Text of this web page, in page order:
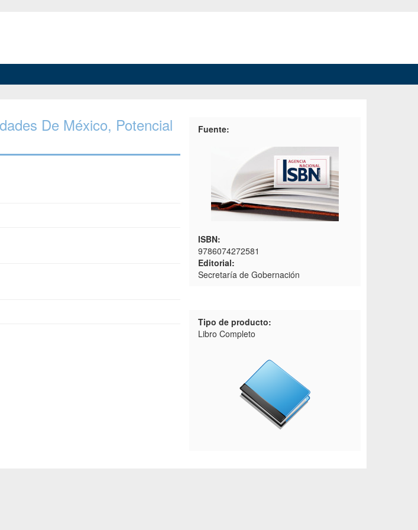
De México, Potencial Fuente:
ISBN:
9786074272581
Editorial:
Secretaría de Gobernación
Tipo de producto:
Libro Completo